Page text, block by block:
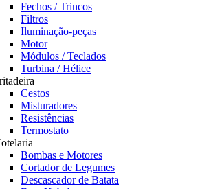
Fechos / Trincos
Filtros
Iluminação-peças
Motor
Módulos / Teclados
Turbina / Hélice
Cestos
Misturadores
Resistências
Termostato
Bombas e Motores
Cortador de Legumes
Descascador de Batata